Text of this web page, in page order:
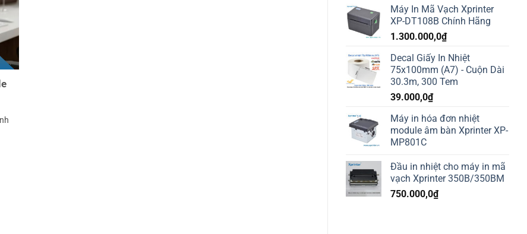
Máy In Mã Vạch Xprinter
XP-DT108B Chính Hãng
1.300.000,0₫
Decal Giấy In Nhiệt
75x100mm (A7) - Cuộn Dài
30.3m, 300 Tem
39.000,0₫
Máy in hóa đơn nhiệt
module âm bàn Xprinter XP-
MP801C
Đầu in nhiệt cho máy in mã
vạch Xprinter 350B/350BM
750.000,0₫